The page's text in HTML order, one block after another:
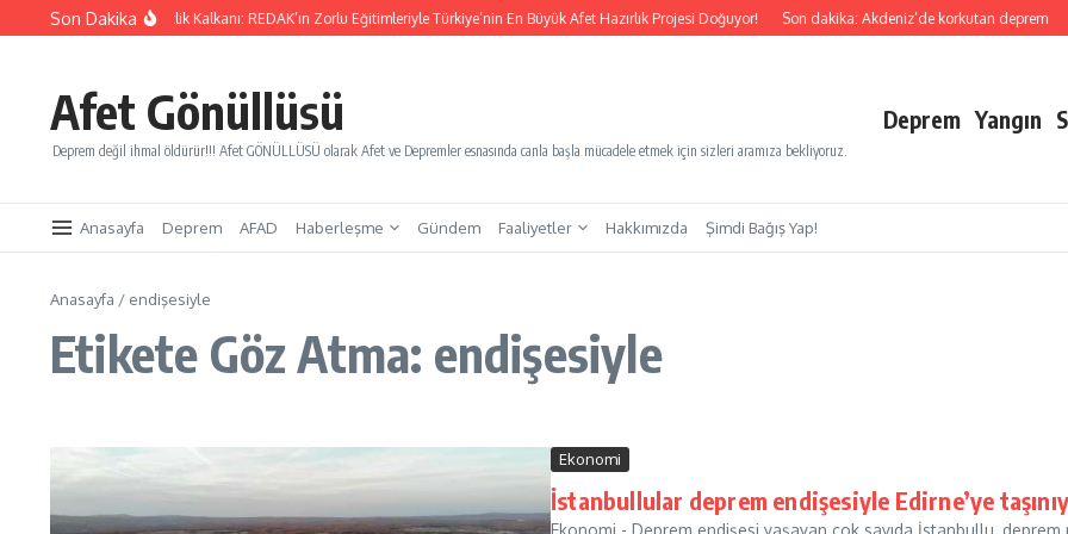
İçeriğe atlaSon Dakika
Kurtaracak Gençlik Kalkanı: REDAK’ın Zorlu Eğitimleriyle Türkiye’nin En Büyük Afet Hazırlık Projesi Doğuyor! Son dakika: Akdeniz’de korkutan deprem
Afet Gönüllüsü
Deprem değil ihmal öldürür!!! Afet GÖNÜLLÜSÜ olarak Afet ve Depremler esnasında canla başla mücadele etmek için sizleri aramıza bekliyoruz.
Deprem Yangın
Anasayfa Deprem AFAD Haberleşme Gündem Faaliyetler Hakkımızda Şimdi Bağış Yap!
Anasayfa / endişesiyle
Etikete Göz Atma: endişesiyle
Ekonomi
İstanbullular deprem endişesiyle Edirne’ye
Ekonomi - Deprem endişesi yaşayan çok sayıda İstanbullu, deprem